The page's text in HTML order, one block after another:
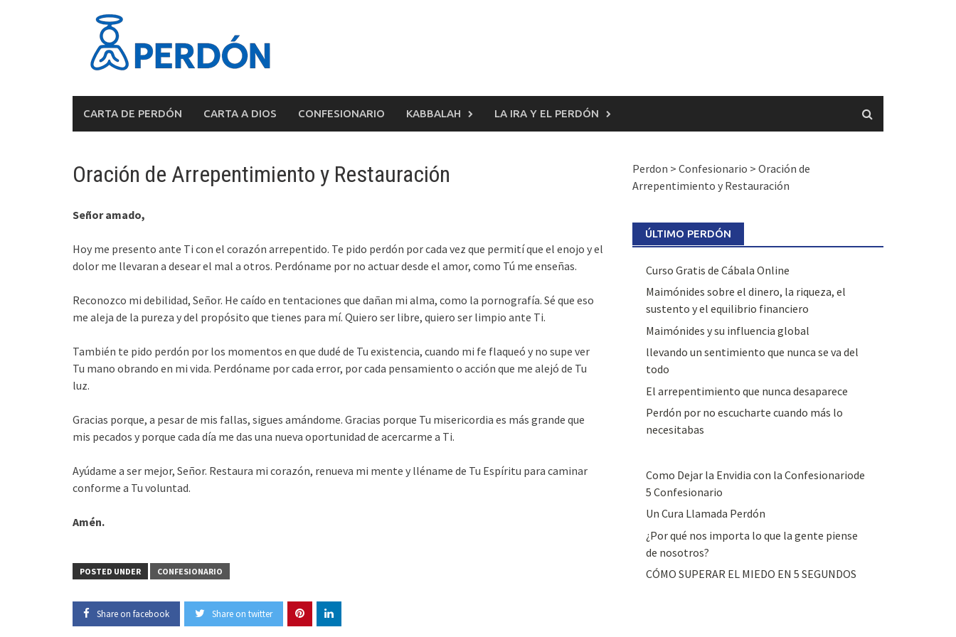
CARTA DE PERDÓN CARTA A DIOS CONFESIONARIO KABBALAH LA IRA Y EL PERDÓN
Oración de Arrepentimiento y Restauración
Señor amado,
Hoy me presento ante Ti con el corazón arrepentido. Te pido perdón por cada vez que permití que el enojo y el
dolor me llevaran a desear el mal a otros. Perdóname por no actuar desde el amor, como Tú me enseñas.
Reconozco mi debilidad, Señor. He caído en tentaciones que dañan mi alma, como la pornografía. Sé que eso
me aleja de la pureza y del propósito que tienes para mí. Quiero ser libre, quiero ser limpio ante Ti.
También te pido perdón por los momentos en que dudé de Tu existencia, cuando mi fe flaqueó y no supe ver
Tu mano obrando en mi vida. Perdóname por cada error, por cada pensamiento o acción que me alejó de Tu
luz.
Gracias porque, a pesar de mis fallas, sigues amándome. Gracias porque Tu misericordia es más grande que
mis pecados y porque cada día me das una nueva oportunidad de acercarme a Ti.
Ayúdame a ser mejor, Señor. Restaura mi corazón, renueva mi mente y lléname de Tu Espíritu para caminar
conforme a Tu voluntad.
Amén.
POSTED UNDER CONFESIONARIO
Share on facebook Share on twitter
Perdon > Confesionario > Oración de
Arrepentimiento y Restauración
ÚLTIMO PERDÓN
Curso Gratis de Cábala Online
Maimónides sobre el dinero, la riqueza, el
sustento y el equilibrio financiero
Maimónides y su influencia global
llevando un sentimiento que nunca se va del
todo
El arrepentimiento que nunca desaparece
Perdón por no escucharte cuando más lo
necesitabas
Como Dejar la Envidia con la Confesionariode
5 Confesionario
Un Cura Llamada Perdón
¿Por qué nos importa lo que la gente piense
de nosotros?
CÓMO SUPERAR EL MIEDO EN 5 SEGUNDOS